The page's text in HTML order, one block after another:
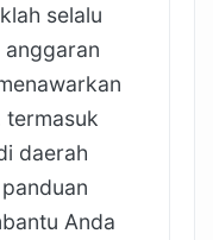
selalu
termasuk
daerah
Anda